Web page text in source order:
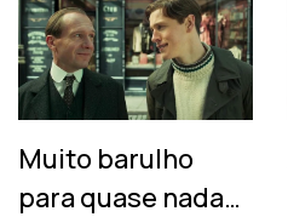
Muito barulho
para quase nada…